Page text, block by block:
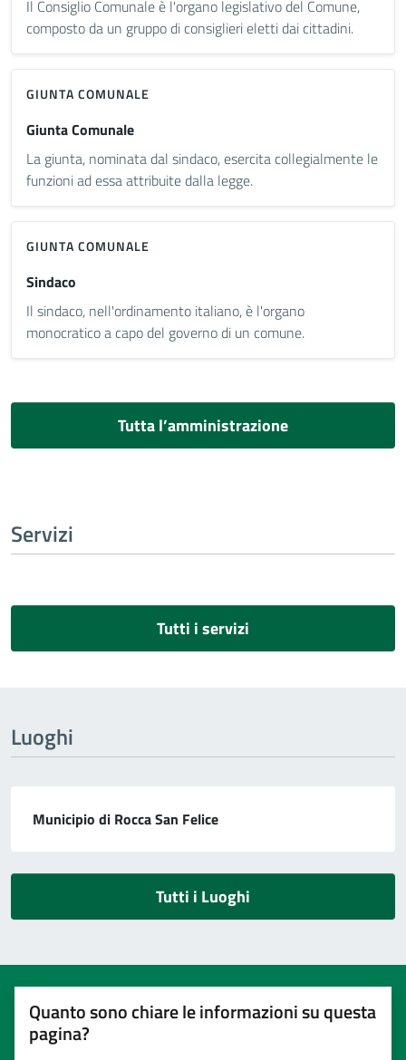
Il Consiglio Comunale è l'organo legislativo del Comune,
composto da un gruppo di consiglieri eletti dai cittadini.
GIUNTA COMUNALE
Giunta Comunale
La giunta, nominata dal sindaco, esercita collegialmente le
funzioni ad essa attribuite dalla legge.
GIUNTA COMUNALE
Sindaco
Il sindaco, nell'ordinamento italiano, è l'organo
monocratico a capo del governo di un comune.
Tutta l’amministrazione
Servizi
Tutti i servizi
Luoghi
Municipio di Rocca San Felice
Tutti i Luoghi
Quanto sono chiare le informazioni su questa
pagina?